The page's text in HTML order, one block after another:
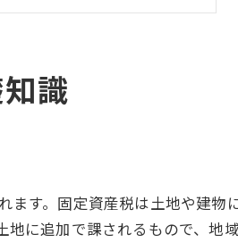
減らす管理方法とは
注意すべき税制改正
税の最新事情
識
す。固定資産税は土地や建物
に追加で課されるもので、地